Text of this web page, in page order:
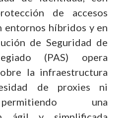
de accesos
entornos híbridos y en
de Seguridad de
(PAS) opera
la infraestructura
de proxies ni
una